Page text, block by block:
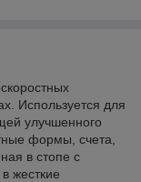
Используется для
улучшенного
формы, счета,
в стопе с
жесткие